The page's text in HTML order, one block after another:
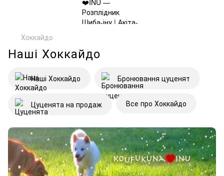
Хоккайдо
Наші Хоккайдо
Наші Хоккайдо Бронювання цуценят
Цуценята на продаж Все про Хоккайдо